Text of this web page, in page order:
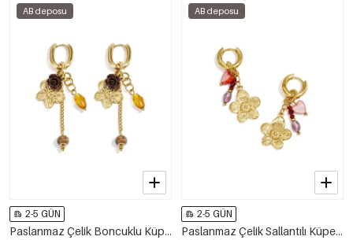
AB deposu
2-5 GÜN
Paslanmaz Çelik Boncuklu Küpe Çiçek Desenli Günlük Romantik Seri Kadın Takıları
AB deposu
2-5 GÜN
Paslanmaz Çelik Sallantılı Küpe Çiçek Desenli Sade Günlük Şık Seri Kadın Takıları